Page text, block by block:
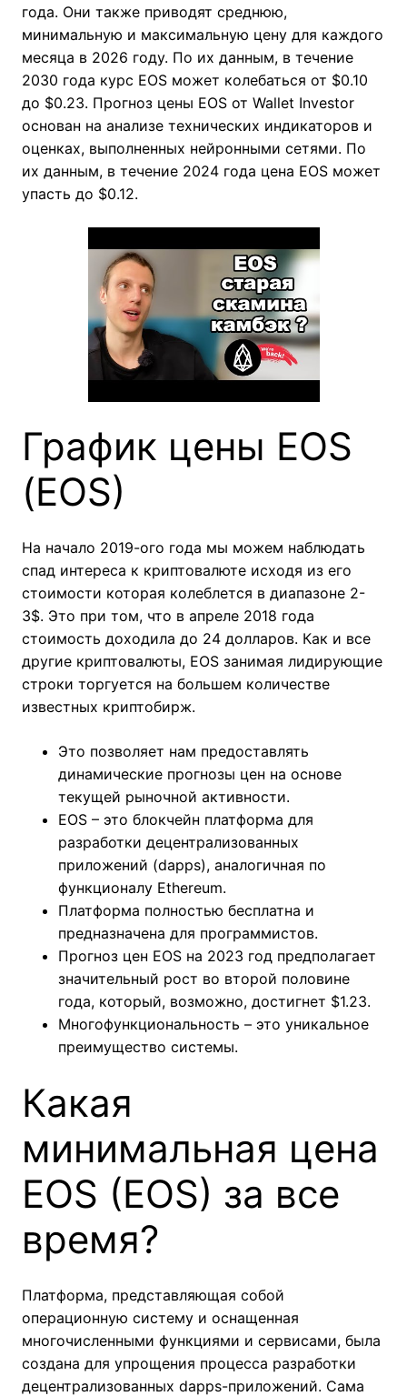
года. Они также приводят среднюю,
минимальную и максимальную цену для каждого
месяца в 2026 году. По их данным, в течение
2030 года курс EOS может колебаться от $0.10
до $0.23. Прогноз цены EOS от Wallet Investor
основан на анализе технических индикаторов и
оценках, выполненных нейронными сетями. По
их данным, в течение 2024 года цена EOS может
упасть до $0.12.
График цены EOS
(EOS)
На начало 2019-ого года мы можем наблюдать
спад интереса к криптовалюте исходя из его
стоимости которая колеблется в диапазоне 2-
3$. Это при том, что в апреле 2018 года
стоимость доходила до 24 долларов. Как и все
другие криптовалюты, EOS занимая лидирующие
строки торгуется на большем количестве
известных криптобирж.
Это позволяет нам предоставлять
динамические прогнозы цен на основе
текущей рыночной активности.
EOS – это блокчейн платформа для
разработки децентрализованных
приложений (dapps), аналогичная по
функционалу Ethereum.
Платформа полностью бесплатна и
предназначена для программистов.
Прогноз цен EOS на 2023 год предполагает
значительный рост во второй половине
года, который, возможно, достигнет $1.23.
Многофункциональность – это уникальное
преимущество системы.
Какая
минимальная цена
EOS (EOS) за все
время?
Платформа, представляющая собой
операционную систему и оснащенная
многочисленными функциями и сервисами, была
создана для упрощения процесса разработки
децентрализованных dapps-приложений. Сама